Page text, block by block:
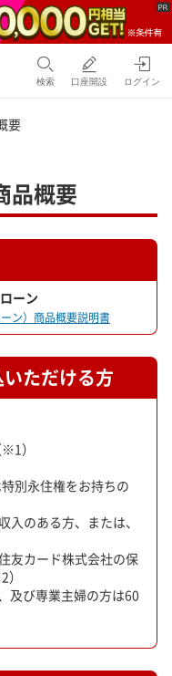
検索 口座開設 ログイン
要
品概要
ーン
ン）商品概要説明書
ただける方
）
別永住権をお持ちの
入のある方、または、
友カード株式会社の保
及び専業主婦の方は60